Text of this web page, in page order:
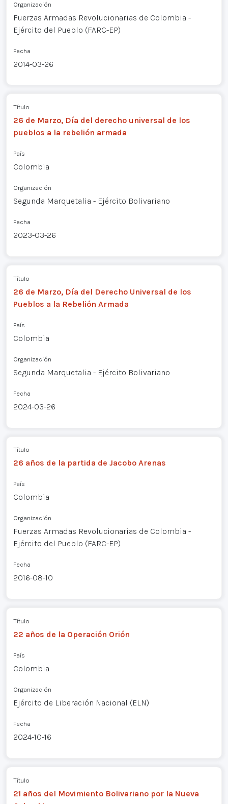
Organización
Fuerzas Armadas Revolucionarias de Colombia -
Ejército del Pueblo (FARC-EP)
Fecha
2014-03-26
Título
26 de Marzo, Día del derecho universal de los
pueblos a la rebelión armada
País
Colombia
Organización
Segunda Marquetalia - Ejército Bolivariano
Fecha
2023-03-26
Título
26 de Marzo, Día del Derecho Universal de los
Pueblos a la Rebelión Armada
País
Colombia
Organización
Segunda Marquetalia - Ejército Bolivariano
Fecha
2024-03-26
Título
26 años de la partida de Jacobo Arenas
País
Colombia
Organización
Fuerzas Armadas Revolucionarias de Colombia -
Ejército del Pueblo (FARC-EP)
Fecha
2016-08-10
Título
22 años de la Operación Orión
País
Colombia
Organización
Ejército de Liberación Nacional (ELN)
Fecha
2024-10-16
Título
21 años del Movimiento Bolivariano por la Nueva